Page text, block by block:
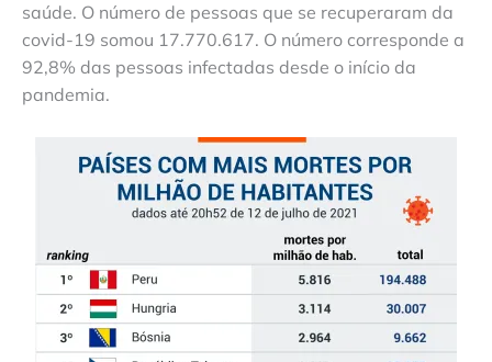
saúde. O número de pessoas que se recuperaram da
covid-19 somou 17.770.617. O número corresponde a
92,8% das pessoas infectadas desde o início da
pandemia.